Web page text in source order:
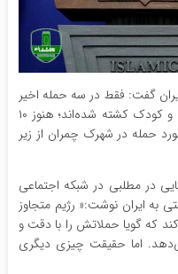
گفت: فقط در سه حمله اخیر
رژیم صهیونیستی به ایران بیش از ۷۰ زن و کودک کشته شده‌اند؛ هنوز ۱۰
مورد حمله در شهرک چمران از زیر
در مطلبی در شبکه اجتماعی
به ایران نوشت:« رژیم متجاوز
که گویا حملاتش را با دقت و
اما حقیقت چیزی دیگری